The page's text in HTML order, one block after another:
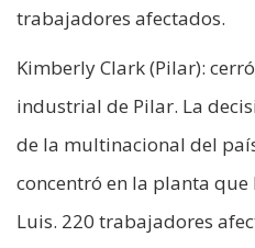
trabajadores afectados.
Kimberly Clark (Pilar):
industrial de Pilar. La
de la multinacional del
concentró en la planta que
Luis. 220 trabajadores